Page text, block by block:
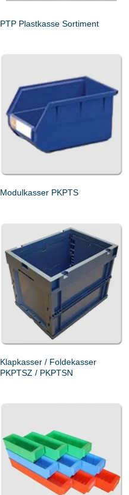
PTP Plastkasse Sortiment
Modulkasser PKPTS
Klapkasser / Foldekasser
PKPTSZ / PKPTSN